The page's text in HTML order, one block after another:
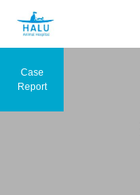
Case
Report